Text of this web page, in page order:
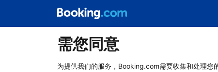
需您同意
为提供我们的服务，Booking.com需要收集和处理您